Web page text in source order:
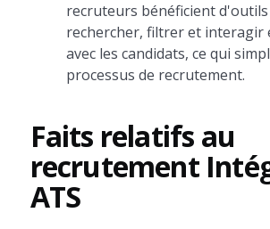
recruteurs bénéficient
rechercher, filtrer et interagir
avec les candidats, ce qui
processus de recrutement.
Faits relatifs au
recrutement
ATS